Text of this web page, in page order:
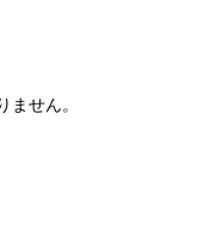
ません。